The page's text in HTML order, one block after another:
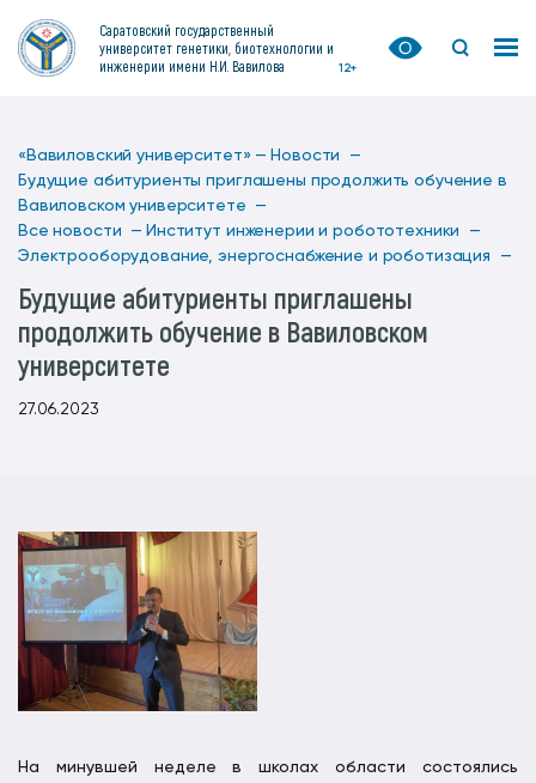
Саратовский государственный
университет генетики, биотехнологии и
инженерии имени Н.И. Вавилова
12+
«Вавиловский университет» — Новости —
Будущие абитуриенты приглашены продолжить обучение в
Вавиловском университете —
Все новости — Институт инженерии и робототехники —
Электрооборудование, энергоснабжение и роботизация —
Будущие абитуриенты приглашены
продолжить обучение в Вавиловском
университете
27.06.2023
На минувшей неделе в школах области состоялись